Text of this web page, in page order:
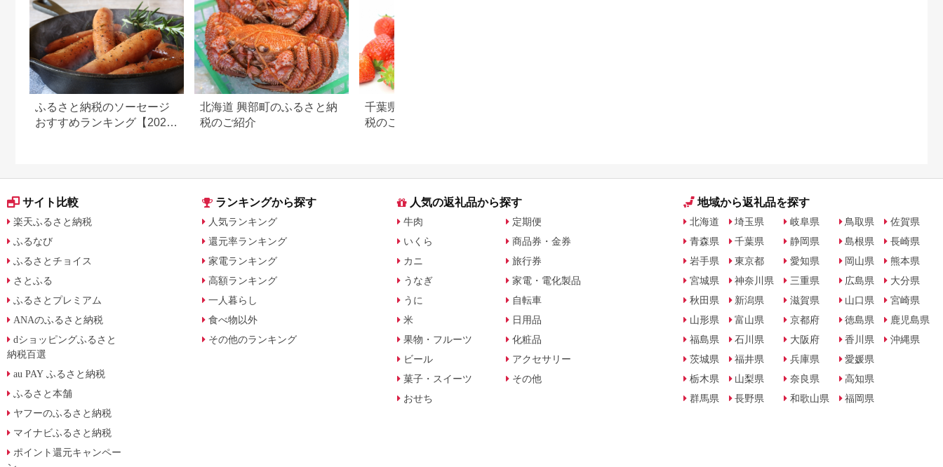
く場合がございます。
ふるさと納税のソーセージ
おすすめランキング【2026
北海道 興部町のふるさと納
税のご紹介
千葉県 東庄町のふるさと納
税のご紹介
サイト比較
楽天ふるさと納税
ふるなび
ふるさとチョイス
さとふる
ふるさとプレミアム
ANAのふるさと納税
dショッピングふるさと
納税百選
au PAY ふるさと納税
ふるさと本舗
ヤフーのふるさと納税
マイナビふるさと納税
ポイント還元キャンペー
ランキングから探す
人気ランキング
還元率ランキング
家電ランキング
高額ランキング
一人暮らし
食べ物以外
その他のランキング
人気の返礼品から探す
牛肉
いくら
カニ
うなぎ
うに
米
果物・フルーツ
ビール
菓子・スイーツ
おせち
定期便
商品券・金券
旅行券
家電・電化製品
自転車
日用品
化粧品
アクセサリー
その他
地域から返礼品を探す
北海道
青森県
岩手県
宮城県
秋田県
山形県
福島県
茨城県
栃木県
群馬県
埼玉県
千葉県
東京都
神奈川県
新潟県
富山県
石川県
福井県
山梨県
長野県
岐阜県
静岡県
愛知県
三重県
滋賀県
京都府
大阪府
兵庫県
奈良県
和歌山県
鳥取県
島根県
岡山県
広島県
山口県
徳島県
香川県
愛媛県
高知県
福岡県
佐賀県
長崎県
熊本県
大分県
宮崎県
鹿児島県
沖縄県